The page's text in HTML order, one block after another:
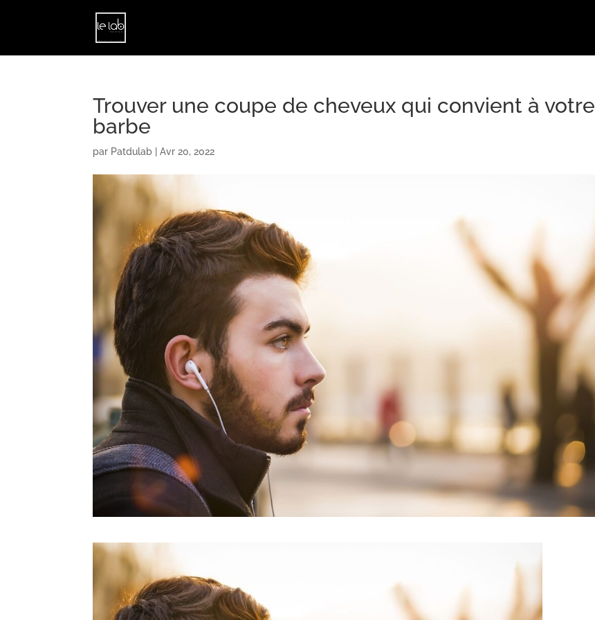
Trouver une coupe de cheveux qui convient à votre
barbe
par Patdulab |Avr 20, 2022